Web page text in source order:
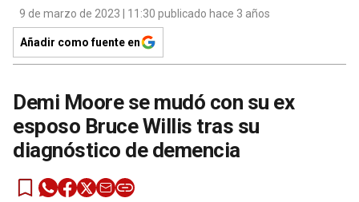
9 de marzo de 2023 | 11:30 publicado hace 3 años
Añadir como fuente en
Demi Moore se mudó con su ex
esposo Bruce Willis tras su
diagnóstico de demencia